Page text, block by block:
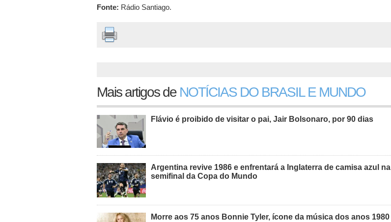
Fonte: Rádio Santiago.
Mais artigos de NOTÍCIAS DO BRASIL E MUNDO
Flávio é proibido de visitar o pai, Jair Bolsonaro, por 90 dias
Argentina revive 1986 e enfrentará a Inglaterra de camisa azul na
semifinal da Copa do Mundo
Morre aos 75 anos Bonnie Tyler, ícone da música dos anos 1980